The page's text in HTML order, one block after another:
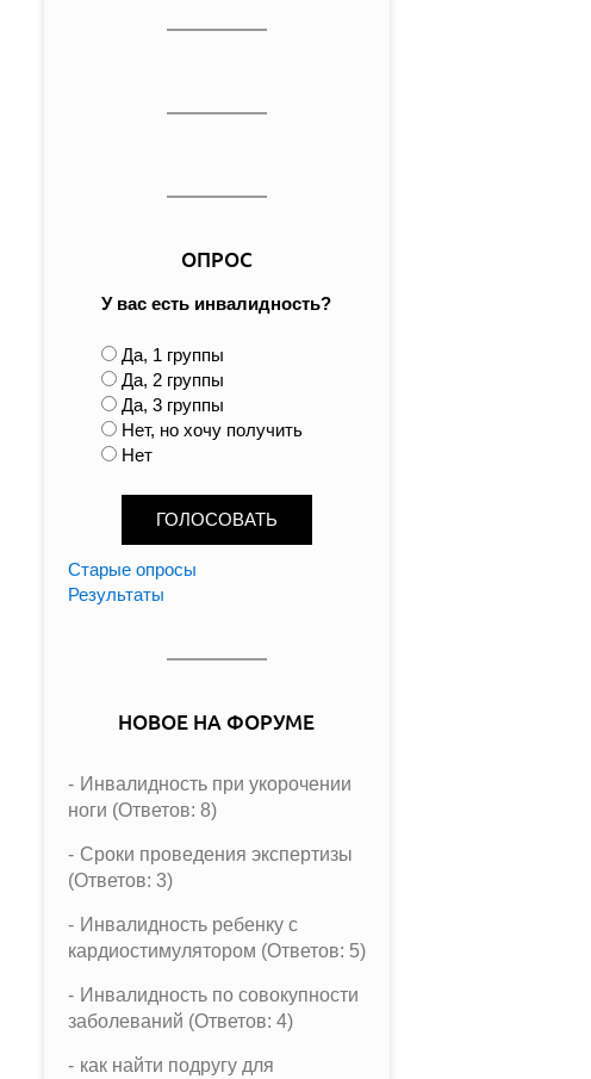
ОПРОС
У вас есть инвалидность?
В
а
р
и
а
Да, 1 группы
Да, 2 группы
Да, 3 группы
Нет, но хочу получить
Нет
Старые опросы
Результаты
НОВОЕ НА ФОРУМЕ
Инвалидность при укорочении
ноги (Ответов: 8)
Сроки проведения экспертизы
(Ответов: 3)
Инвалидность ребенку с
кардиостимулятором (Ответов: 5)
Инвалидность по совокупности
заболеваний (Ответов: 4)
как найти подругу для